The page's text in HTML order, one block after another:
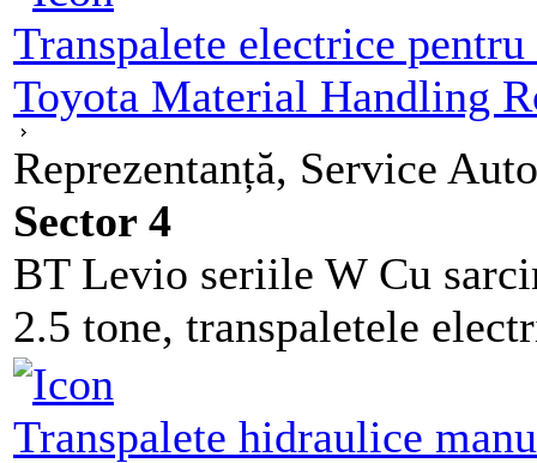
Transpalete electrice
Toyota Material Handling
Reprezentanță, Service
Sector 4
BT Levio seriile W Cu
2.5 tone, transpaletele
Transpalete hidraulice